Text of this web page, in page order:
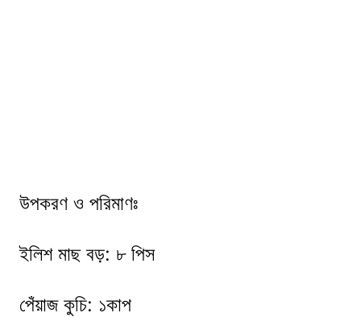
উপকরণ ও পরিমাণঃ
ইলিশ মাছ বড়: ৮ পিস
পেঁয়াজ কুচি: ১কাপ